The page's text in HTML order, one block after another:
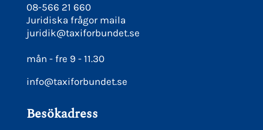
08-566 21 660
Juridiska frågor maila
juridik@taxiforbundet.se
mån - fre 9 - 11.30
info@taxiforbundet.se
Besökadress